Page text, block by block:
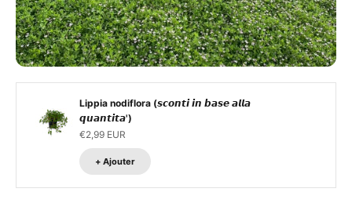
Lippia nodiflora (𝙨𝙘𝙤𝙣𝙩𝙞 𝙞𝙣 𝙗𝙖𝙨𝙚 𝙖𝙡𝙡𝙖
𝙦𝙪𝙖𝙣𝙩𝙞𝙩𝙖')
€2,99 EUR
+ Ajouter